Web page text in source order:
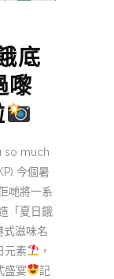
底
嚟
so much
今個暑
哋將一系
「夏日餓
滋味名
元素
，
盛宴
記